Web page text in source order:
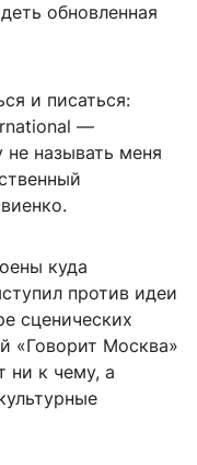
обновленная
и писаться:
—
называть меня
куда
против идеи
сценических
«Говорит Москва»
ни к чему, а